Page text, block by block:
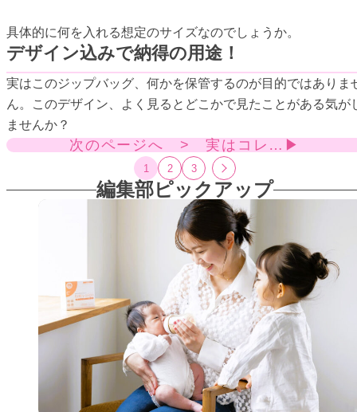
具体的に何を入れる想定のサイズなのでしょうか。
デザイン込みで納得の用途！
実はこのジップバッグ、何かを保管するのが目的ではありま
ん。このデザイン、よく見るとどこかで見たことがある気が
ませんか？
次のページへ > 実はコレ…▶
1 2 3
編集部ピックアップ